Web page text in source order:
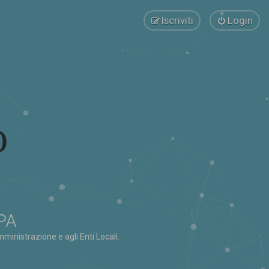
Login
Iscriviti
e agli Enti Locali.